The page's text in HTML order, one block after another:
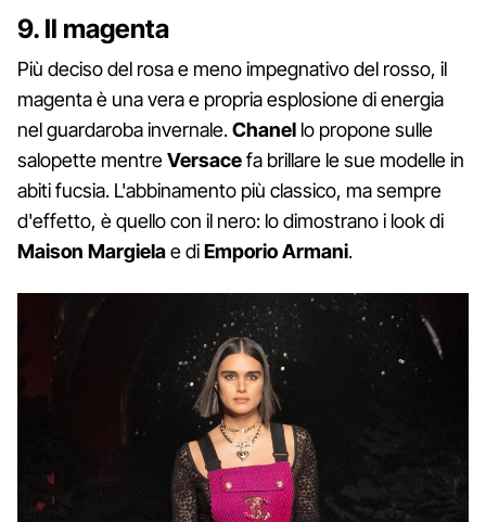
9. Il magenta
Più deciso del rosa e meno impegnativo del rosso, il
magenta è una vera e propria esplosione di energia
nel guardaroba invernale.Chanel lo propone sulle
salopette mentreVersacefa brillare le sue modelle in
abiti fucsia. L'abbinamento più classico, ma sempre
d'effetto, è quello con il nero: lo dimostrano i look di
Maison Margielae diEmporio Armani.